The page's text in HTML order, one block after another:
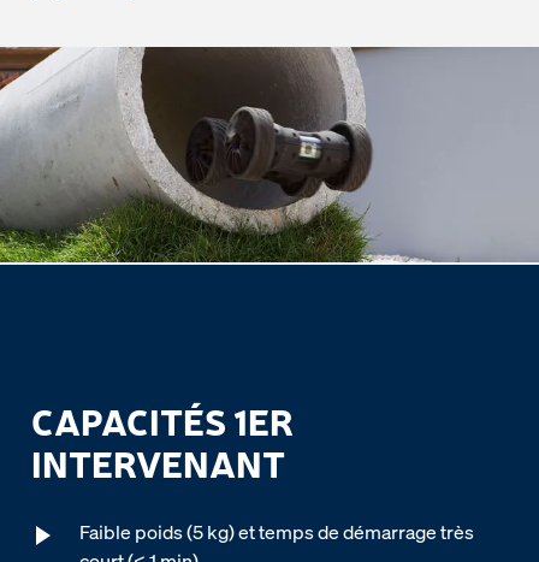
CAPACITÉS 1ER
INTERVENANT
Faible poids (5 kg) et temps de démarrage très